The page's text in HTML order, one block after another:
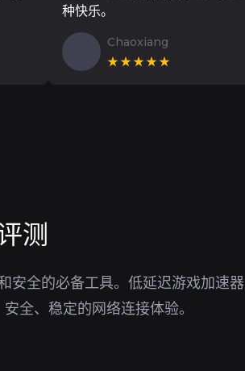
种快乐。
Chaoxiang
★★★★★
测
安全的必备工具。低延迟游戏加速器
全、稳定的网络连接体验。